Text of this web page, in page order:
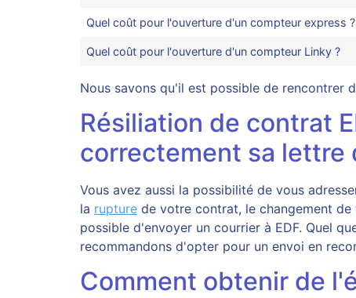
Quel coût pour l'ouverture d'un compteur express ?
Quel coût pour l'ouverture d'un compteur Linky ?
Nous savons qu'il est possible de rencontrer
Résiliation de contrat
correctement sa lettre
Vous avez aussi la possibilité de vous
la rupture de votre contrat, le changement
possible d'envoyer un courrier à EDF. Quel
recommandons d'opter pour un envoi en
Comment obtenir de